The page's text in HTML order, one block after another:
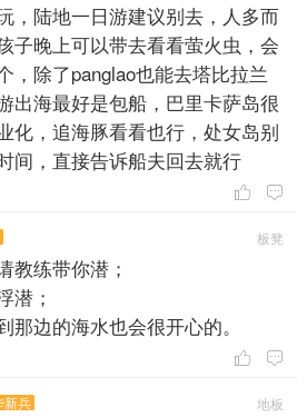
，陆地一日游建议别去，人多而
子晚上可以带去看看萤火虫，会
，除了panglao也能去塔比拉兰
出海最好是包船，巴里卡萨岛很
化，追海豚看看也行，处女岛别
间，直接告诉船夫回去就行
 
板凳
教练带你潜；
潜；
那边的海水也会很开心的。
 
地板
新兵